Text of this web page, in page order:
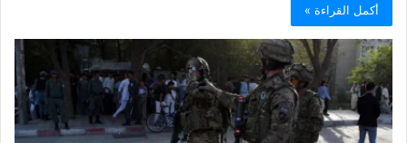
أكمل القراءة »